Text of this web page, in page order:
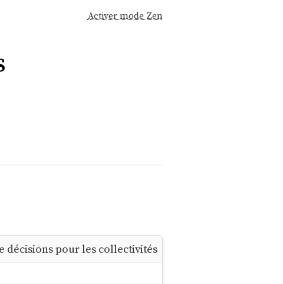
Activer mode Zen
décisions pour les collectivités